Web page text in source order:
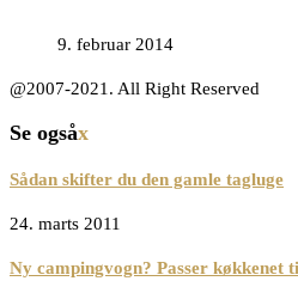
9. februar 2014
@2007-2021. All Right Reserved
Se ogsåx
Sådan skifter du den gamle tagluge
24. marts 2011
Ny campingvogn? Passer køkkenet